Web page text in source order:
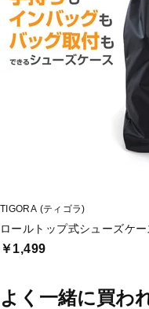
TIGORA (ティゴラ)
ロールトップ式シューズケー
￥1,499
よく一緒に買わ